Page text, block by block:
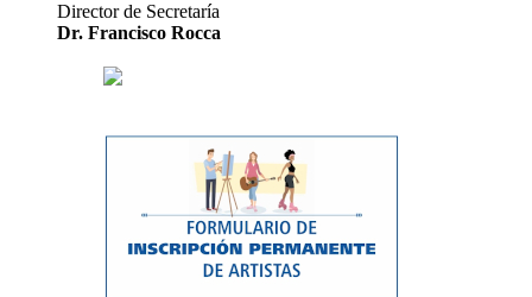
Director de Secretaría
Dr. Francisco Rocca